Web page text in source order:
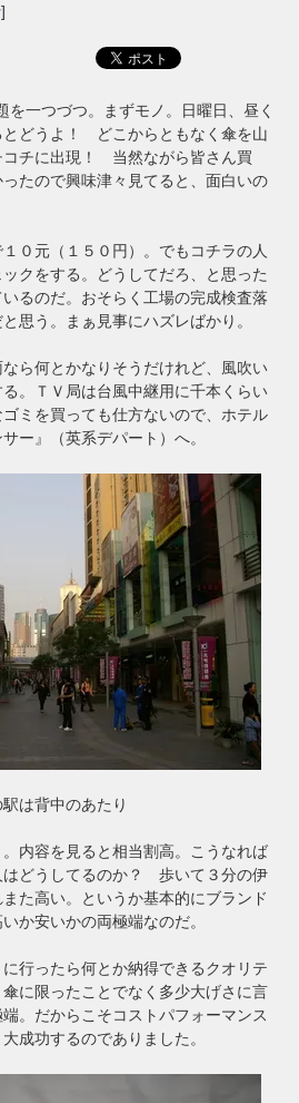
]
を一つづつ。まずモノ。日曜日、昼く
とどうよ！ どこからともなく傘を山
コチに出現！ 当然ながら皆さん買
たので興味津々見てると、面白いの
０元（１５０円）。でもコチラの人
クをする。どうしてだろ、と思った
るのだ。おそらく工場の完成検査落
思う。まぁ見事にハズレばかり。
ら何とかなりそうだけれど、風吹い
。ＴＶ局は台風中継用に千本くらい
ミを買っても仕方ないので、ホテル
ー』（英系デパート）へ。
は背中のあたり
内容を見ると相当割高。こうなれば
はどうしてるのか？ 歩いて３分の伊
た高い。というか基本的にブランド
か安いかの両極端なのだ。
行ったら何とか納得できるクオリテ
に限ったことでなく多少大げさに言
。だからこそコストパフォーマンス
成功するのでありました。